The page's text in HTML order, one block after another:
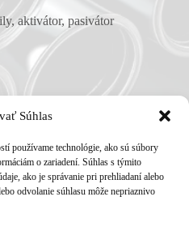
Súhlas
používame technológie, ako sú súbory
o zariadení. Súhlas s týmito
ako je správanie pri prehliadaní alebo
odvolanie súhlasu môže nepriaznivo
aktivátor, pasivátor